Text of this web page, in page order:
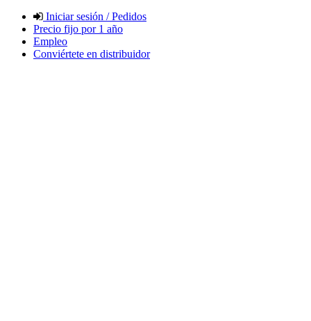
Iniciar sesión / Pedidos
Precio fijo por 1 año
Empleo
Conviértete en distribuidor